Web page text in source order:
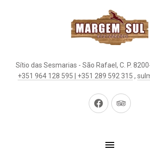
Sítio das Sesmarias - São Rafael, C. P.
+351 964 128 595 | +351 289 592 315 ,
New
New